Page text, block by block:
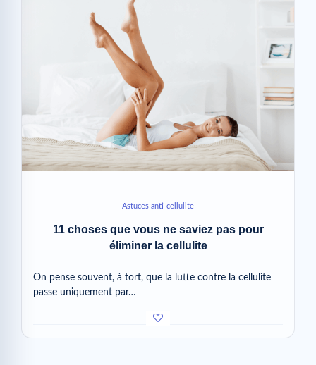
Astuces anti-cellulite
11 choses que vous ne saviez pas pour
éliminer la cellulite
On pense souvent, à tort, que la lutte contre la cellulite
passe uniquement par…